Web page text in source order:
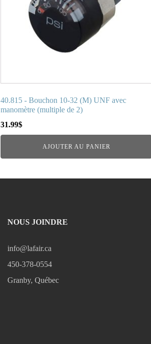
40.815 - Bouchon 10-32 (M) UNF avec
manomètre (multiple de 2)
31.99$
AJOUTER AU PANIER
NOUS JOINDRE
info@lafair.ca
450-378-0554
Granby, Québec